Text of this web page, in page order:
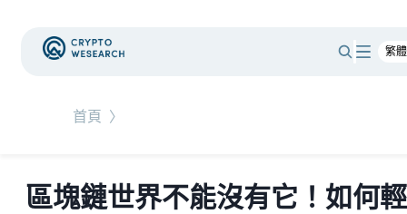
首頁 〉
區塊鏈世界不能沒有它！如何輕